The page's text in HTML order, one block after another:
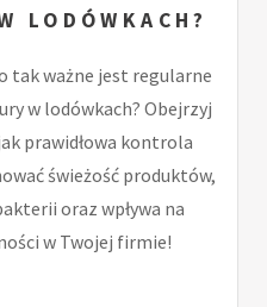
LODÓWKACH?
tak ważne jest regularne
w lodówkach? Obejrzyj
prawidłowa kontrola
świeżość produktów,
oraz wpływa na
w Twojej firmie!